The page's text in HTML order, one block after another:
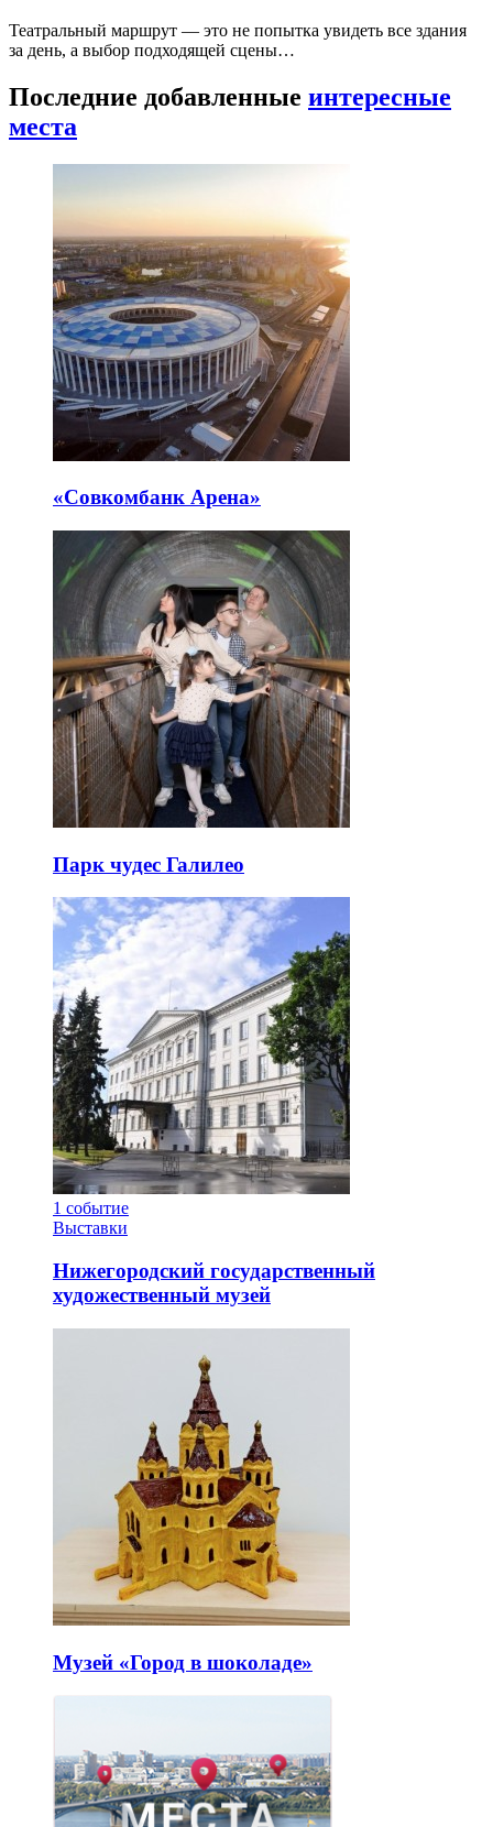
Театральный маршрут — это не попытка увидеть все здания
за день, а выбор подходящей сцены…
Последние добавленные интересные
места
«Совкомбанк Арена⁠»
Парк чудес Галилео
1 событие
Выставки
Нижегородский государственный
художественный музей
Музей «Город в шоколаде»